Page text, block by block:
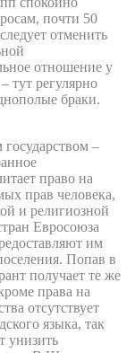
почти 50
отменить
отношение у
тут регулярно
браки.
–
право на
прав человека,
и религиозной
Евросоюза
им
Попав в
получает те же
права на
отсутствует
языка, так
унизить